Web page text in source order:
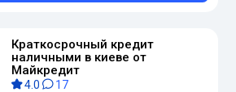
Краткосрочный кредит
наличными в киеве от
Майкредит
4.0 17